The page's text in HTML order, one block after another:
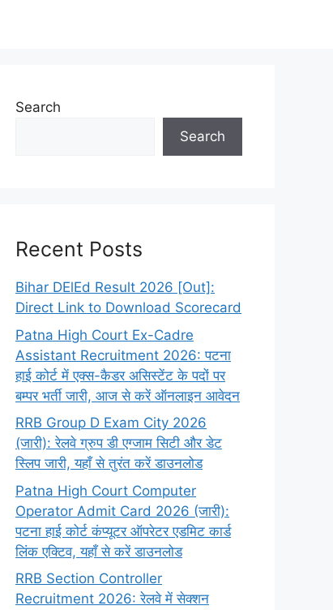
में Ek Job. In सर्च करें। 🎯
Search
Search
Recent Posts
Bihar DElEd Result 2026 [Out]:
Direct Link to Download Scorecard
Patna High Court Ex-Cadre
Assistant Recruitment 2026: पटना
हाई कोर्ट में एक्स-कैडर असिस्टेंट के पदों पर
बम्पर भर्ती जारी, आज से करें ऑनलाइन आवेदन
RRB Group D Exam City 2026
(जारी): रेलवे ग्रुप डी एग्जाम सिटी और डेट
स्लिप जारी, यहाँ से तुरंत करें डाउनलोड
Patna High Court Computer
Operator Admit Card 2026 (जारी):
पटना हाई कोर्ट कंप्यूटर ऑपरेटर एडमिट कार्ड
लिंक एक्टिव, यहाँ से करें डाउनलोड
RRB Section Controller
Recruitment 2026: रेलवे में सेक्शन